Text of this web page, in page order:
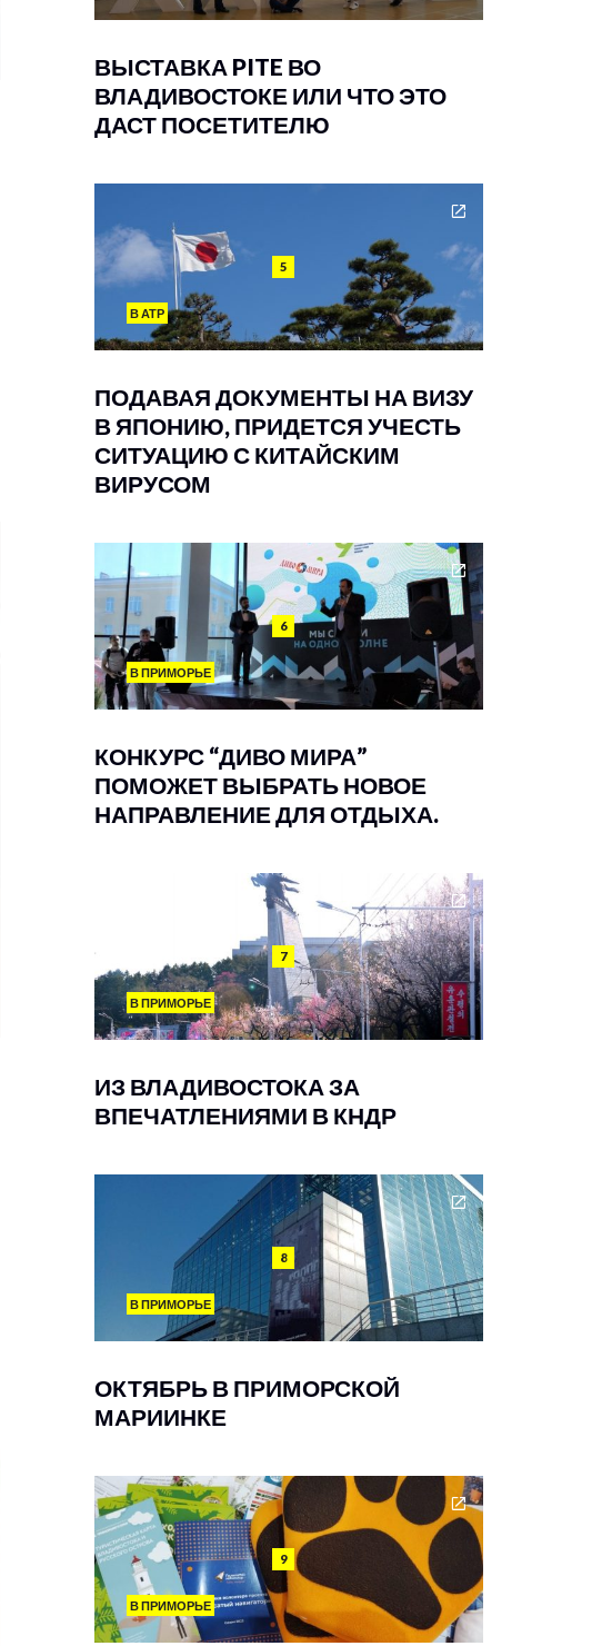
ВЫСТАВКА PITE ВО
ВЛАДИВОСТОКЕ ИЛИ ЧТО ЭТО
ДАСТ ПОСЕТИТЕЛЮ
5
В АТР
ПОДАВАЯ ДОКУМЕНТЫ НА ВИЗУ
В ЯПОНИЮ, ПРИДЕТСЯ УЧЕСТЬ
СИТУАЦИЮ С КИТАЙСКИМ
ВИРУСОМ
6
В ПРИМОРЬЕ
КОНКУРС “ДИВО МИРА”
ПОМОЖЕТ ВЫБРАТЬ НОВОЕ
НАПРАВЛЕНИЕ ДЛЯ ОТДЫХА.
7
В ПРИМОРЬЕ
ИЗ ВЛАДИВОСТОКА ЗА
ВПЕЧАТЛЕНИЯМИ В КНДР
8
В ПРИМОРЬЕ
ОКТЯБРЬ В ПРИМОРСКОЙ
МАРИИНКЕ
9
В ПРИМОРЬЕ